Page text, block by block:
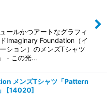
ールかつアートなグラフィ
Imaginary Foundation（イ
ション）のメンズTシャツ
- この光…
メンズTシャツ「Pattern
[14020]